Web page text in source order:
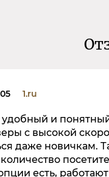
1.ru
и
с высокой
даже новичкам.
есть,